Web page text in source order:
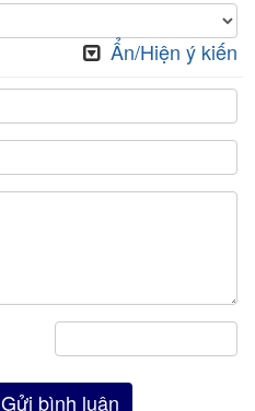
Ẩn/Hiện ý kiến